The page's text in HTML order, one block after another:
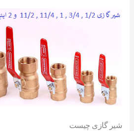
شیر گازی چیست